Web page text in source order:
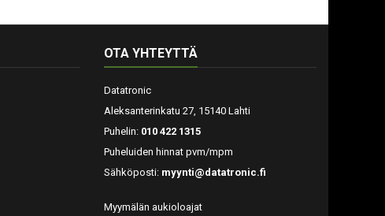
OTA YHTEYTTÄ
Datatronic
Aleksanterinkatu 27, 15140 Lahti
Puhelin: 010 422 1315
Puheluiden hinnat pvm/mpm
Sähköposti: myynti@datatronic.fi
Myymälän aukioloajat